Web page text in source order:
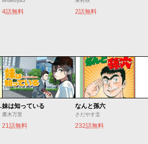
4話無料 2話無料
できるけど、残った人たち大丈夫？～妹は知っている
雁木万里
21話無料
なんと孫六
さだやす圭
232話無料